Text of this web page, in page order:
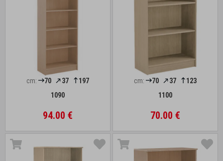
cm: 70 37
197
1090
94.00 €
cm: 70 37
123
1100
70.00 €